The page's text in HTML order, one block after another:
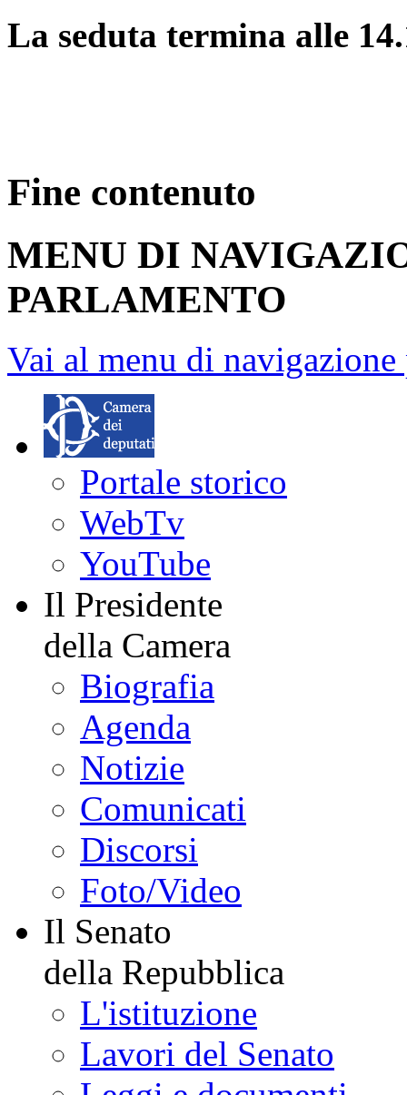
La seduta termina alle
Fine contenuto
MENU DI
PARLAMENTO
Vai al menu di
Portale storico
WebTv
YouTube
Il Presidente
della Camera
Biografia
Agenda
Notizie
Comunicati
Discorsi
Foto/Video
Il Senato
della Repubblica
L'istituzione
Lavori del Senato